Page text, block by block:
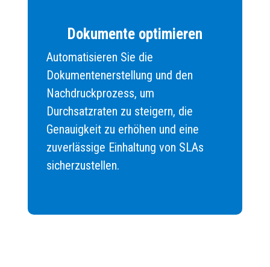
Dokumente optimieren
Automatisieren Sie die
Dokumentenerstellung und den
Nachdruckprozess, um
Durchsatzraten zu steigern, die
Genauigkeit zu erhöhen und eine
zuverlässige Einhaltung von SLAs
sicherzustellen.